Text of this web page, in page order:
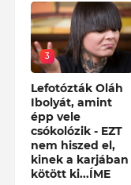
3
Lefotózták Oláh
Ibolyát, amint
épp vele
csókolózik - EZT
nem hiszed el,
kinek a karjában
kötött ki...ÍME